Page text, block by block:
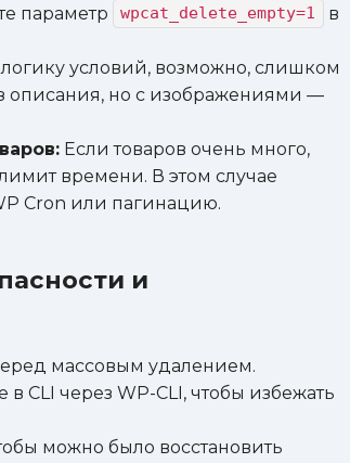
параметр wpcat_delete_empty=1
в
условий, возможно, слишком
описания, но с изображениями —
Если товаров очень много,
времени. В этом случае
Cron или пагинацию.
и
массовым удалением.
CLI через WP-CLI, чтобы избежать
можно было восстановить